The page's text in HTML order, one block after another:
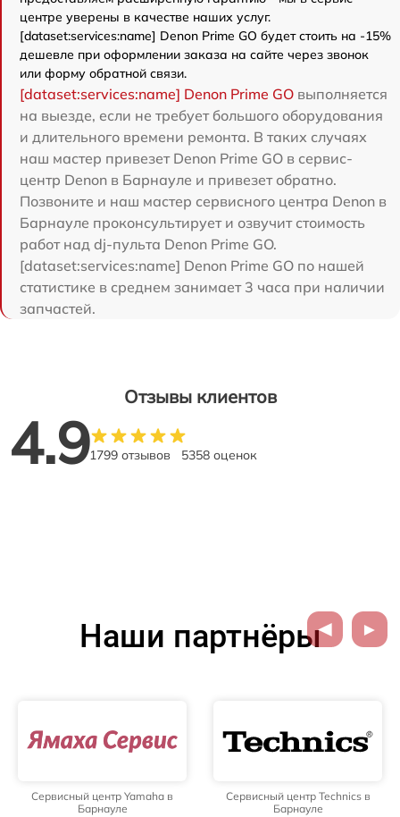
центре уверены в качестве наших услуг.
[dataset:services:name] Denon Prime GO будет стоить на -15%
дешевле при оформлении заказа на сайте через звонок
или форму обратной связи.
[dataset:services:name] Denon Prime GO выполняется
на выезде, если не требует большого оборудования
и длительного времени ремонта. В таких случаях
наш мастер привезет Denon Prime GO в сервис-
центр Denon в Барнауле и привезет обратно.
Позвоните и наш мастер сервисного центра Denon в
Барнауле проконсультирует и озвучит стоимость
работ над dj-пульта Denon Prime GO.
[dataset:services:name] Denon Prime GO по нашей
статистике в среднем занимает 3 часа при наличии
запчастей.
Отзывы клиентов
4.91799 отзывов 5358 оценок
Наши партнёры
Сервисный центр Yamaha в
Барнауле
Сервисный центр Technics в
Барнауле